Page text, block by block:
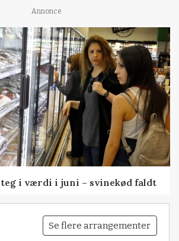
Annonce
i værdi i juni – svinekød faldt
Se flere arrangementer